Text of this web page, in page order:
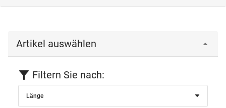
Artikel auswählen
Filtern Sie nach:
Länge